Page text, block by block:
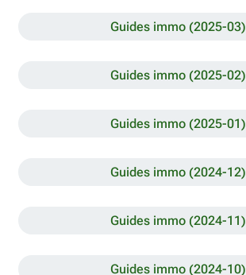
Guides immo (2025-03)
Guides immo (2025-02)
Guides immo (2025-01)
Guides immo (2024-12)
Guides immo (2024-11)
Guides immo (2024-10)